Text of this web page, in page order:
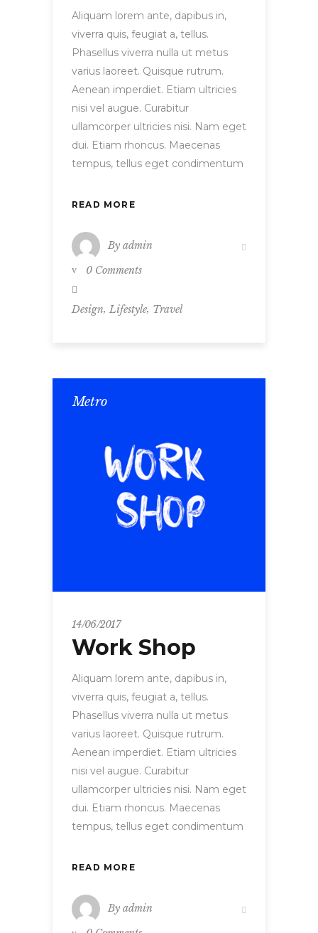
Aliquam lorem ante, dapibus in,
viverra quis, feugiat a, tellus.
Phasellus viverra nulla ut metus
varius laoreet. Quisque rutrum.
Aenean imperdiet. Etiam ultricies
nisi vel augue. Curabitur
ullamcorper ultricies nisi. Nam eget
dui. Etiam rhoncus. Maecenas
tempus, tellus eget condimentum
READ MORE
By admin
0 Comments
Design, Lifestyle, Travel
Metro
14/06/2017
Work Shop
Aliquam lorem ante, dapibus in,
viverra quis, feugiat a, tellus.
Phasellus viverra nulla ut metus
varius laoreet. Quisque rutrum.
Aenean imperdiet. Etiam ultricies
nisi vel augue. Curabitur
ullamcorper ultricies nisi. Nam eget
dui. Etiam rhoncus. Maecenas
tempus, tellus eget condimentum
READ MORE
By admin